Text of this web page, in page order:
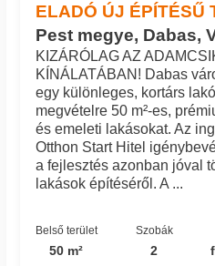
ELADÓ ÚJ ÉPÍTÉSŰ
Pest megye, Dabas,
KIZÁRÓLAG AZ
KÍNÁLATÁBAN! Dabas
egy különleges, kortárs
megvételre 50 m²-es,
és emeleti lakásokat. Az
Otthon Start Hitel
a fejlesztés azonban jóval
lakások építéséről. A ...
Belső terület
50 m²
Szobák
2